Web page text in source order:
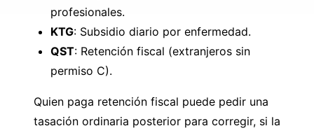
profesionales.
KTG: Subsidio diario por enfermedad.
QST: Retención fiscal (extranjeros sin
permiso C).
Quien paga retención fiscal puede pedir una
tasación ordinaria posterior para corregir, si la